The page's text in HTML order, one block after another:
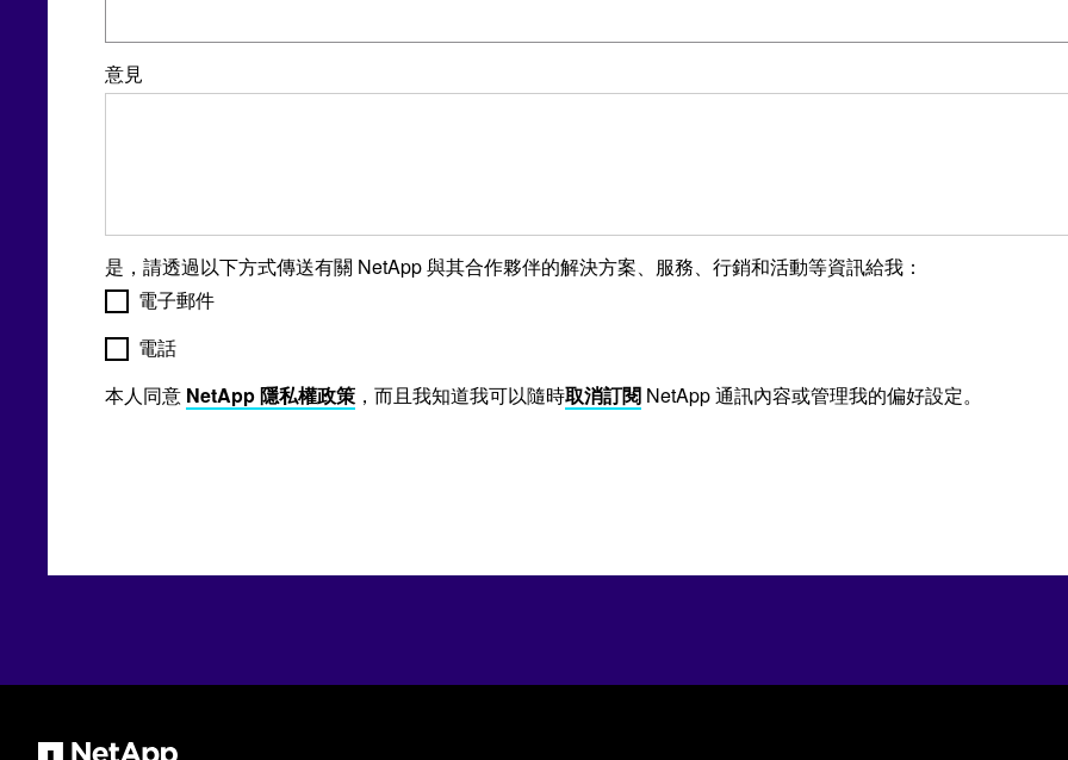
意見
是，請透過以下方式傳送有關 NetApp 與其合作夥伴的解決方案、服務、行銷和活動等資訊給我：
電子郵件
電話
本人同意 NetApp 隱私權政策 ，而且我知道我可以隨時取消訂閱 NetApp 通訊內容或管理我的偏好設定。